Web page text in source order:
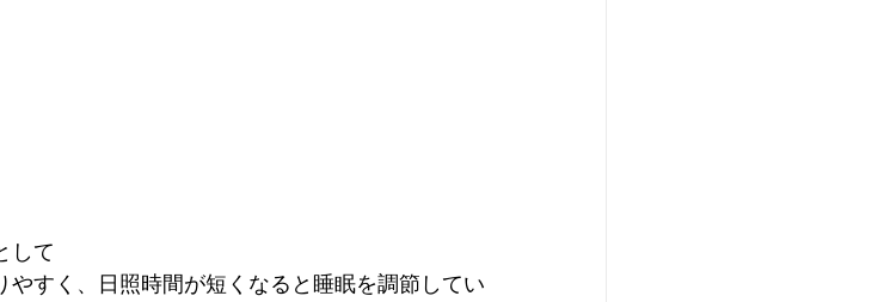
して
すく、日照時間が短くなると睡眠を調節してい